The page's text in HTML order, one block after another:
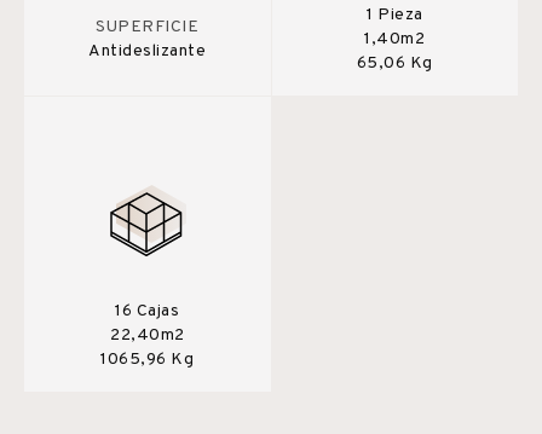
SUPERFICIE
Antideslizante
1 Pieza
1,40m2
65,06 Kg
16 Cajas
22,40m2
1065,96 Kg